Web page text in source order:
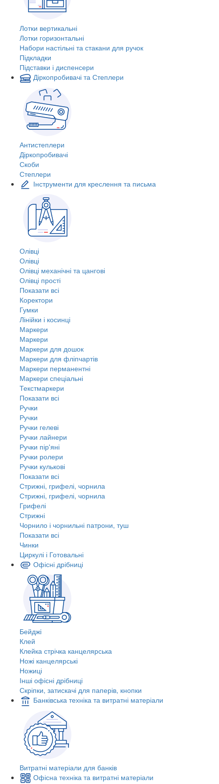
Лотки вертикальні
Лотки горизонтальні
Набори настільні та стакани для ручок
Підкладки
Підставки і диспенсери
Діркопробивачі та Степлери
Антистеплери
Діркопробивачі
Скоби
Степлери
Інструменти для креслення та письма
Олівці
Олівці
Олівці механічні та цангові
Олівці прості
Показати всі
Коректори
Гумки
Лінійки і косинці
Маркери
Маркери
Маркери для дошок
Маркери для фліпчартів
Маркери перманентні
Маркери спеціальні
Текстмаркери
Показати всі
Ручки
Ручки
Ручки гелеві
Ручки лайнери
Ручки пір'яні
Ручки ролери
Ручки кулькові
Показати всі
Стрижні, грифелі, чорнила
Стрижні, грифелі, чорнила
Грифелі
Стрижні
Чорнило і чорнильні патрони, туш
Показати всі
Чинки
Циркулі і Готовальні
Офісні дрібниці
Бейджі
Клей
Клейка стрічка канцелярська
Ножі канцелярські
Ножиці
Інші офісні дрібниці
Скріпки, затискачі для паперів, кнопки
Банківська техніка та витратні матеріали
Витратні матеріали для банків
Офісна техніка та витратні матеріали